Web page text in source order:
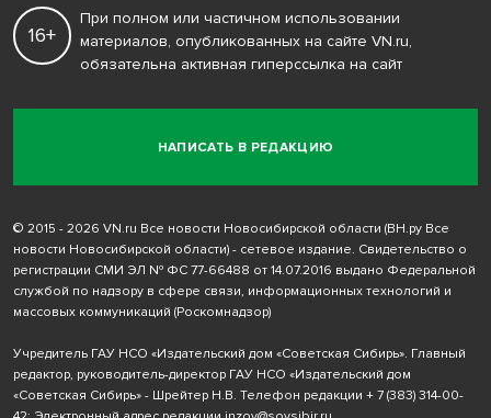
НАПИСАТЬ В РЕДАКЦИЮ
16+
При полном или частичном использовании
материалов, опубликованных на сайте VN.ru,
обязательна активная гиперссылка на сайт
© 2015 - 2026 VN.ru Все новости Новосибирской области (ВН.ру Все
новости Новосибирской области) - сетевое издание. Свидетельство о
регистрации СМИ ЭЛ № ФС 77-66488 от 14.07.2016 выдано Федеральной
службой по надзору в сфере связи, информационных технологий и
массовых коммуникаций (Роскомнадзор)
Учредитель ГАУ НСО «Издательский дом «Советская Сибирь». Главный
редактор, руководитель-директор ГАУ НСО «Издательский дом
«Советская Сибирь» - Шрейтер Н.В. Телефон редакции + 7 (383) 314-00-